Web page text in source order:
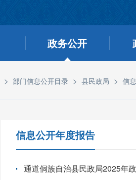
政务公开
> 部门信息公开目录 > 县民政局 > 信
信息公开年度报告
通道侗族自治县民政局2025年